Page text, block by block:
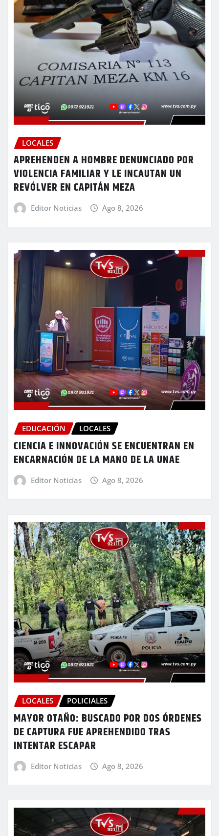
LOCALES
APREHENDEN A HOMBRE DENUNCIADO POR
VIOLENCIA FAMILIAR Y LE INCAUTAN UN
REVÓLVER EN CAPITÁN MEZA
Editor Noticias Ago 8, 2026
EDUCACIÓN LOCALES
CIENCIA E INNOVACIÓN SE ENCUENTRAN EN
ENCARNACIÓN DE LA MANO DE LA UNAE
Editor Noticias Ago 8, 2026
LOCALES POLICIALES
MAYOR OTAÑO: BUSCADO POR DOS ÓRDENES
DE CAPTURA FUE APREHENDIDO TRAS
INTENTAR ESCAPAR
Editor Noticias Ago 8, 2026